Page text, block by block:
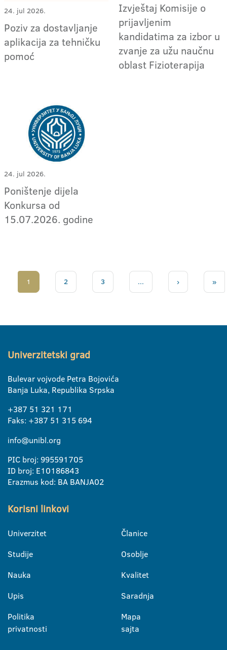
24. jul 2026.
Poziv za dostavljanje
aplikacija za tehničku
pomoć
Izvještaj Komisije o
prijavljenim
kandidatima za izbor u
zvanje za užu naučnu
oblast Fizioterapija
24. jul 2026.
Poništenje dijela
Konkursa od
15.07.2026. godine
1 2 3 ... › »
Univerzitetski grad
Bulevar vojvode Petra Bojovića
Banja Luka, Republika Srpska
+387 51 321 171
Faks: +387 51 315 694
info@unibl.org
PIC broj: 995591705
ID broj: E10186843
Erazmus kod: BA BANJA02
Korisni linkovi
Univerzitet
Studije
Nauka
Upis
Politika
privatnosti
Članice
Osoblje
Kvalitet
Saradnja
Mapa
sajta